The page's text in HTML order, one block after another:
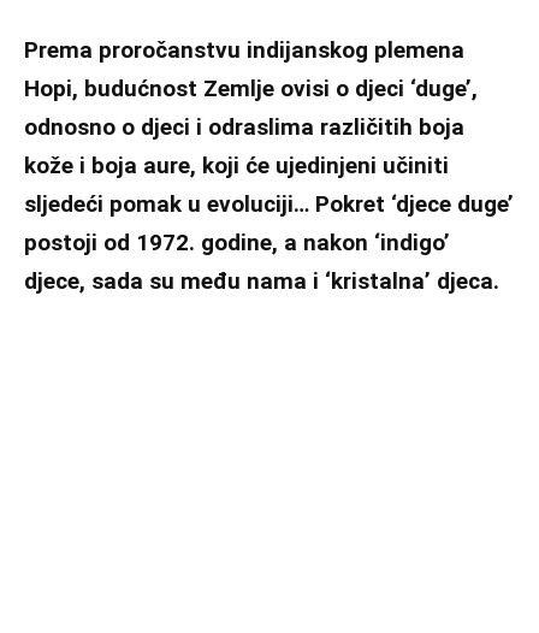
Prema proročanstvu indijanskog plemena
Hopi, budućnost Zemlje ovisi o djeci ‘duge’,
odnosno o djeci i odraslima različitih boja
kože i boja aure, koji će ujedinjeni učiniti
sljedeći pomak u evoluciji… Pokret ‘djece duge’
postoji od 1972. godine, a nakon ‘indigo’
djece, sada su među nama i ‘kristalna’ djeca.